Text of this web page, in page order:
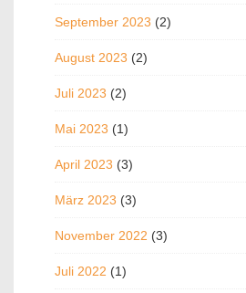
September 2023 (2)
August 2023 (2)
Juli 2023 (2)
Mai 2023 (1)
April 2023 (3)
März 2023 (3)
November 2022 (3)
Juli 2022 (1)